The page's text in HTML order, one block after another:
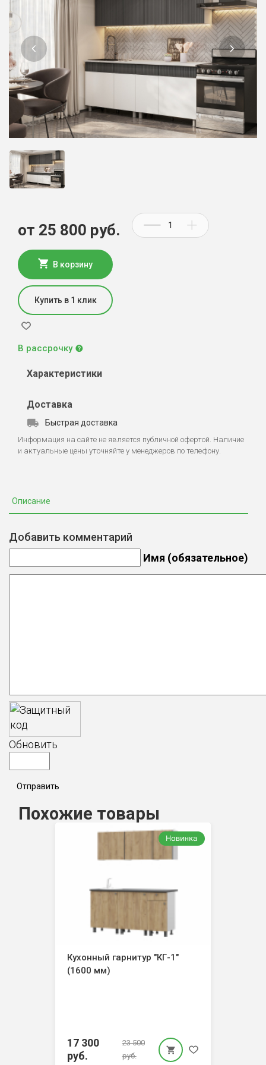
от 25 800 руб.
В корзину
Купить в 1 клик
В рассрочку
Характеристики
Доставка
Быстрая доставка
Информация на сайте не является публичной офертой. Наличие
и актуальные цены уточняйте у менеджеров по телефону.
Описание
Добавить комментарий
Имя (обязательное)
Обновить
Отправить
Похожие товары
Кухонный гарнитур "КГ-1"
(1600 мм)
17 300
руб.
23 500
руб.